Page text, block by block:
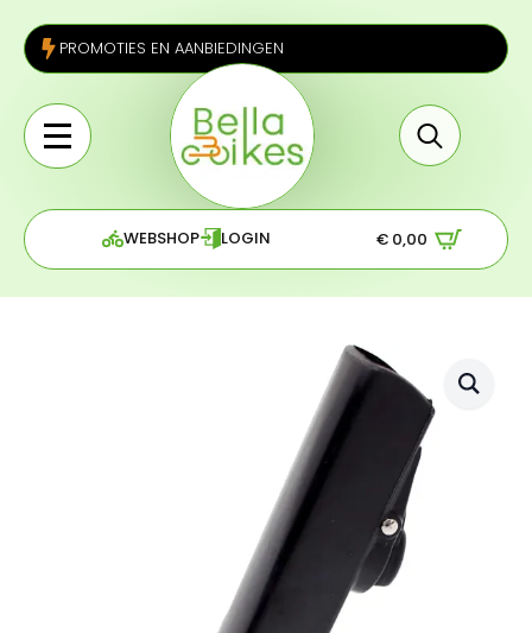
PROMOTIES EN AANBIEDINGEN
for:
WEBSHOP LOGIN € 0,00